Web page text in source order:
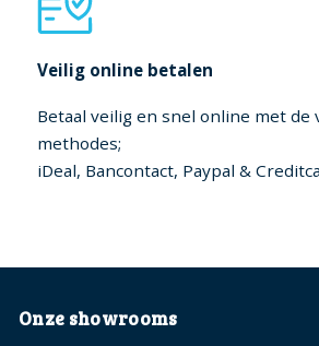
Veilig online betalen
Betaal veilig en snel online met de
methodes;
iDeal, Bancontact, Paypal &
Onze showrooms